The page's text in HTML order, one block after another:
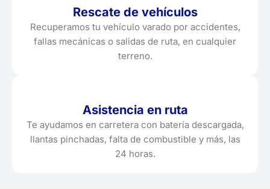
Rescate de vehículos
Recuperamos tu vehículo varado por accidentes,
fallas mecánicas o salidas de ruta, en cualquier
terreno.
Asistencia en ruta
Te ayudamos en carretera con batería descargada,
llantas pinchadas, falta de combustible y más, las
24 horas.